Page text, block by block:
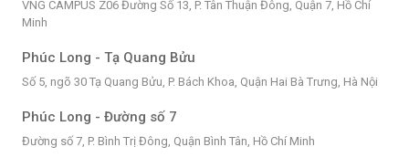
VNG CAMPUS Z06 Đường Số 13, P. Tân Thuận Đông, Quận 7, Hồ Chí
Minh
Phúc Long - Tạ Quang Bửu
Số 5, ngõ 30 Tạ Quang Bửu, P. Bách Khoa, Quận Hai Bà Trưng, Hà Nội
Phúc Long - Đường số 7
Đường số 7, P. Bình Trị Đông, Quận Bình Tân, Hồ Chí Minh